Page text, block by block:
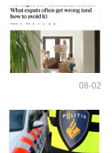
08-02